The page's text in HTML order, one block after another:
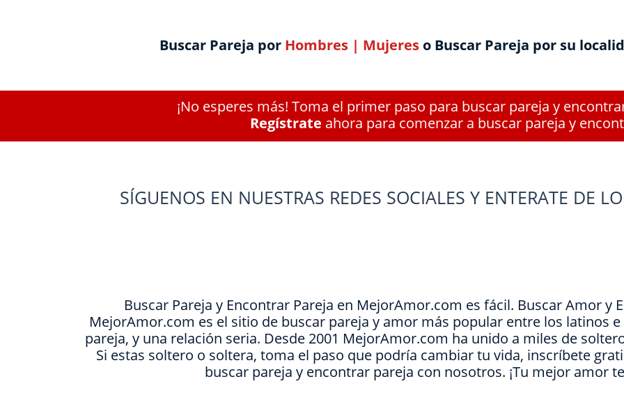
Buscar Pareja por Hombres| Mujereso Buscar Pareja por su
¡No esperes más! Toma el primer paso para buscar pareja y
Regístrate ahora para comenzar a buscar pareja y
SÍGUENOS EN NUESTRAS REDES SOCIALES Y ENTERATE DE
Buscar Pareja y Encontrar Pareja en MejorAmor.com es fácil. Buscar Amor y
MejorAmor.com es el sitio de buscar pareja y amor más popular entre los latinos
pareja, y una relación seria. Desde 2001 MejorAmor.com ha unido a miles de
Si estas soltero o soltera, toma el paso que podría cambiar tu vida, inscríbete
buscar pareja y encontrar pareja con nosotros. ¡Tu mejor amor